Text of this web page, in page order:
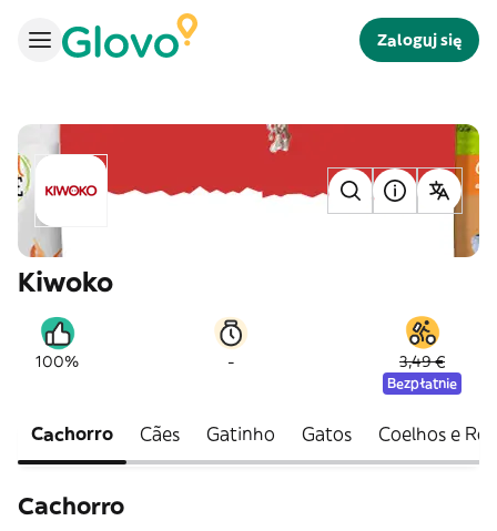
Zaloguj się
Kiwoko
100% - 3,49 €
Bezpłatnie
Cachorro Cães Gatinho Gatos Coelhos e
Cachorro